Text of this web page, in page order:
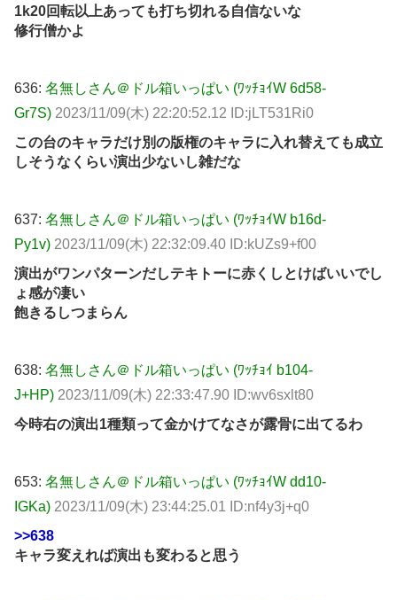
1k20回転以上あっても打ち切れる自信ないな
修行僧かよ
636: 名無しさん＠ドル箱いっぱい (ﾜｯﾁｮｲW 6d58-
Gr7S) 2023/11/09(木) 22:20:52.12 ID:jLT531Ri0
この台のキャラだけ別の版権のキャラに入れ替えても成立
しそうなくらい演出少ないし雑だな
637: 名無しさん＠ドル箱いっぱい (ﾜｯﾁｮｲW b16d-
Py1v) 2023/11/09(木) 22:32:09.40 ID:kUZs9+f00
演出がワンパターンだしテキトーに赤くしとけばいいでし
ょ感が凄い
飽きるしつまらん
638: 名無しさん＠ドル箱いっぱい (ﾜｯﾁｮｲ b104-
J+HP) 2023/11/09(木) 22:33:47.90 ID:wv6sxlt80
今時右の演出1種類って金かけてなさが露骨に出てるわ
653: 名無しさん＠ドル箱いっぱい (ﾜｯﾁｮｲW dd10-
IGKa) 2023/11/09(木) 23:44:25.01 ID:nf4y3j+q0
>>638
キャラ変えれば演出も変わると思う